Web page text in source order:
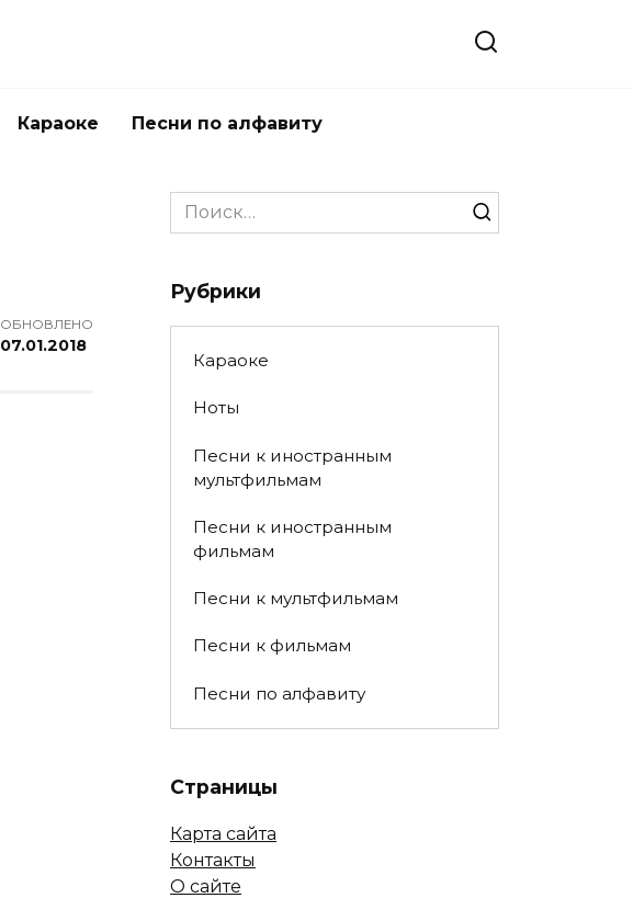
Караоке Песни по алфавиту
ОБНОВЛЕНО
07.01.2018
Search
for:
Рубрики
Караоке
Ноты
Песни к иностранным
мультфильмам
Песни к иностранным
фильмам
Песни к мультфильмам
Песни к фильмам
Песни по алфавиту
Страницы
Карта сайта
Контакты
О сайте